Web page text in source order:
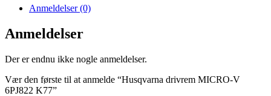
Anmeldelser (0)
Anmeldelser
Der er endnu ikke nogle anmeldelser.
Vær den første til at anmelde “Husqvarna drivrem MICRO-V
6PJ822 K77”